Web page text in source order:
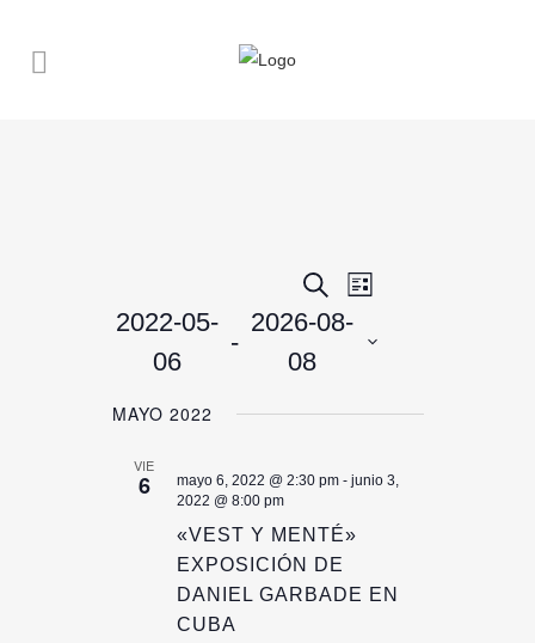
NAVEGACIÓN
DE
BÚSQUEDA
DE
EVENTOS
BuscarNAVEGACIÓN
Lista
2022-05-
06
-
2026-08-
08
fecha.
MAYO 2022
VIE
6 mayo 6, 2022 @ 2:30 pm- junio 3,
2022 @ 8:00 pm
«VEST Y MENTÉ»
EXPOSICIÓN DE
DANIEL GARBADE EN
CUBA